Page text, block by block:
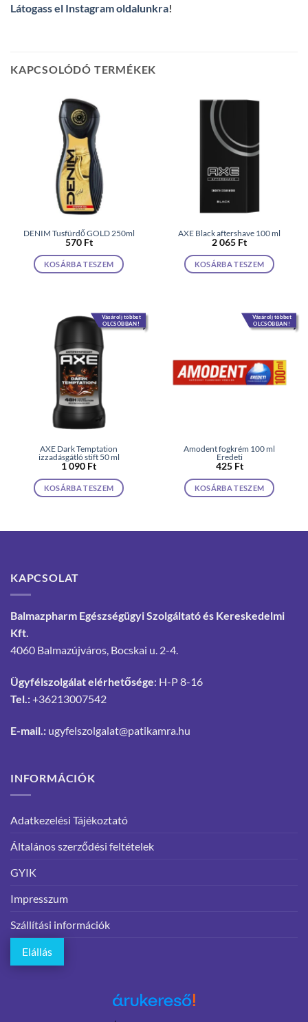
Látogass el Instagram oldalunkra!
KAPCSOLÓDÓ TERMÉKEK
DENIM Tusfürdő GOLD 250ml
570 Ft
KOSÁRBA TESZEM
AXE Black aftershave 100 ml
2 065 Ft
KOSÁRBA TESZEM
Vásárolj többet
OLCSÓBBAN!
AXE Dark Temptation
izzadásgátló stift 50 ml
1 090 Ft
KOSÁRBA TESZEM
Vásárolj többet
OLCSÓBBAN!
Amodent fogkrém 100 ml
Eredeti
425 Ft
KOSÁRBA TESZEM
KAPCSOLAT
Balmazpharm Egészségügyi Szolgáltató és Kereskedelmi
Kft.
4060 Balmazújváros, Bocskai u. 2-4.
Ügyfélszolgálat elérhetősége: H-P 8-16
Tel.:+36213007542
E-mail.: ugyfelszolgalat@patikamra.hu
INFORMÁCIÓK
Adatkezelési Tájékoztató
Általános szerződési feltételek
GYIK
Impresszum
Szállítási információk
Elállás